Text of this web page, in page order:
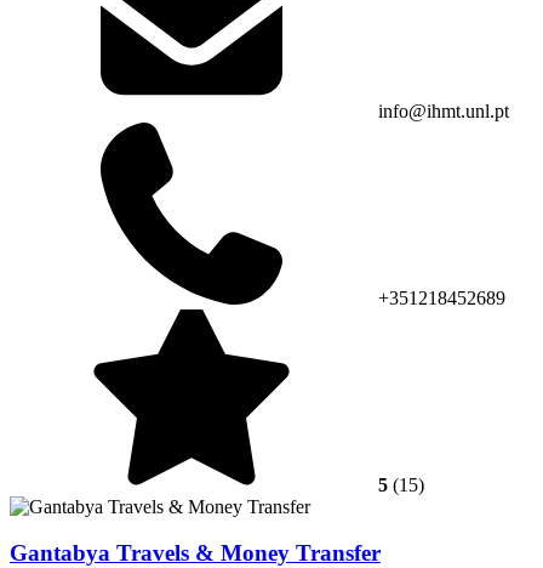
info@ihmt.unl.pt
+351218452689
5 (15)
Gantabya Travels & Money Transfer